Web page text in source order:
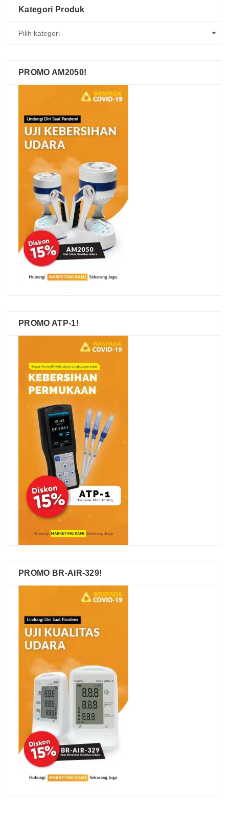
Kategori Produk
PROMO AM2050!
PROMO ATP-1!
PROMO BR-AIR-329!